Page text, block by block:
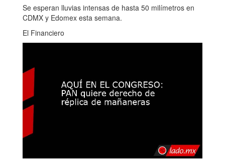
Se esperan lluvias intensas de hasta 50 milímetros en
CDMX y Edomex esta semana.
El Financiero